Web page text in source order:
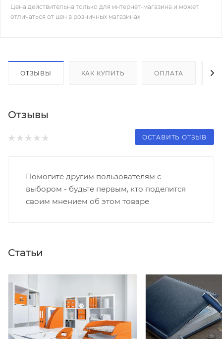
Цена действительна только для интернет-магазина и может
отличаться от цен в розничных магазинах
ОТЗЫВЫ КАК КУПИТЬ ОПЛАТА
Отзывы
ОСТАВИТЬ ОТЗЫВ
Помогите другим пользователям с
выбором - будьте первым, кто поделится
своим мнением об этом товаре
Статьи